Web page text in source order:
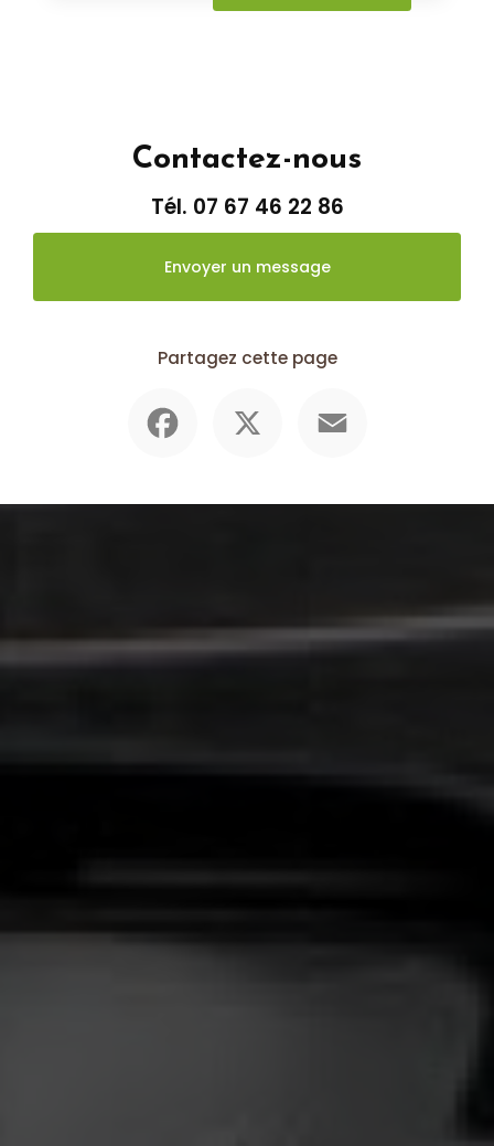
Contactez-nous
Tél. 07 67 46 22 86
Envoyer un message
Partagez cette page